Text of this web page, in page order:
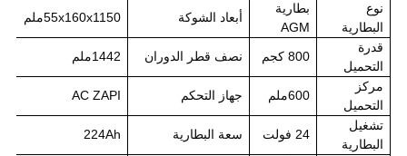
نوع
البطارية
بطارية
AGM
أبعاد الشوكة 55x160x1150ملم
قدرة
التحميل
800 كجم نصف قطر الدوران 1442ملم
مركز
التحميل
600ملم جهاز التحكم AC ZAPI
تشغيل
البطارية
24 فولت سعة البطارية 224Ah